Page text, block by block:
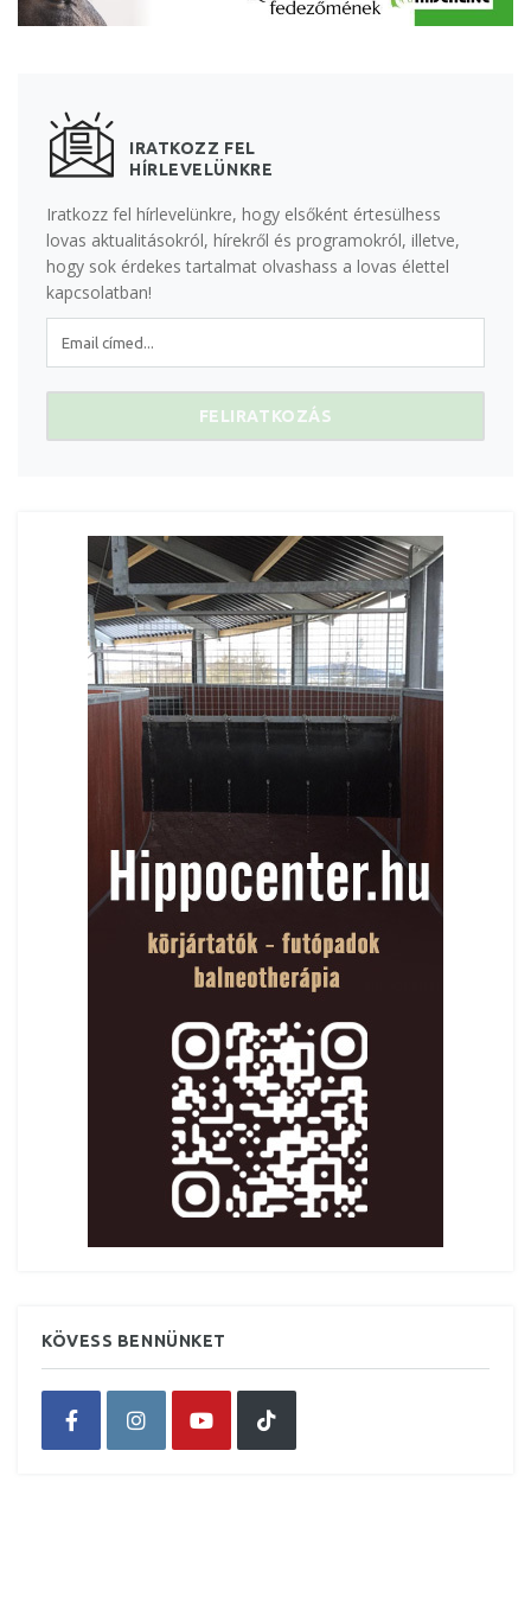
IRATKOZZ FEL
HÍRLEVELÜNKRE
Iratkozz fel hírlevelünkre, hogy elsőként értesülhess
lovas aktualitásokról, hírekről és programokról, illetve,
hogy sok érdekes tartalmat olvashass a lovas élettel
kapcsolatban!
KÖVESS BENNÜNKET